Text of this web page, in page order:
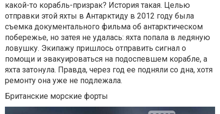
какой-то корабль-призрак? История такая. Целью
отправки этой яхты в Антарктиду в 2012 году была
съемка документального фильма об антарктическом
побережье, но затея не удалась: яхта попала в ледяную
ловушку. Экипажу пришлось отправить сигнал о
помощи и эвакуироваться на подоспевшем корабле, а
яхта затонула. Правда, через год ее подняли со дна, хотя
ремонту она уже не подлежала.
Британские морские форты